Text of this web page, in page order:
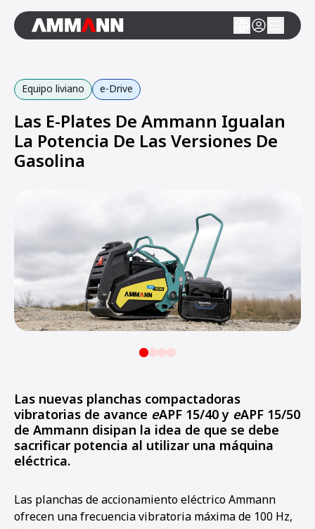
Equipo liviano e-Drive
Las E-Plates De Ammann Igualan
La Potencia De Las Versiones De
Gasolina
Las nuevas planchas compactadoras
vibratorias de avance eAPF 15/40 y eAPF 15/50
de Ammann disipan la idea de que se debe
sacrificar potencia al utilizar una máquina
eléctrica.
Las planchas de accionamiento eléctrico Ammann
ofrecen una frecuencia vibratoria máxima de 100 Hz,